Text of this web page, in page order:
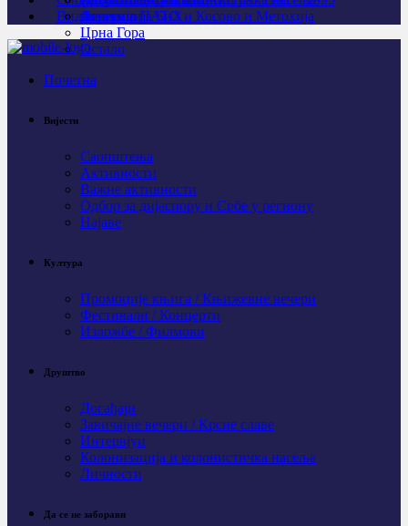
Личности
Агресија НАТО и Косово и Метохија
Федерација БиХ
Црна Гора
Остало
Видео
Почетна
Вијести
Саопштења
Активности
Важне активности
Одбор за дијаспору и Србе у региону
Најаве
Култура
Промоције књига / Књижевне вечери
Фестивали / Концерти
Изложбе / Филмови
Друштво
Догађаји
Завичајне вечери / Крсне славе
Интервјуи
Колонизација и колонистичка насеља
Личности
Да се не заборави